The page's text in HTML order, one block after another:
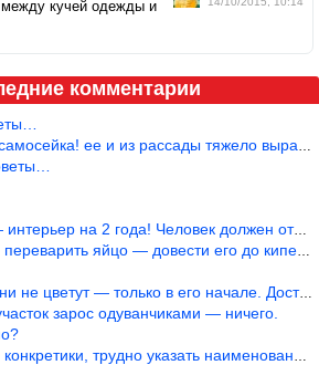
между кучей одежды и
комментарии
ее и из рассады тяжело вырастить!
на 2 года! Человек должен отдыхать в с
яйцо — довести его до кипения и выкл
цветут — только в его начале. Достаточно
зарос одуванчиками — ничего.
трудно указать наименование рекоме